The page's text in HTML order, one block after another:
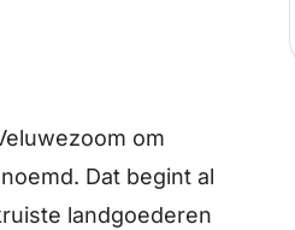
om
Dat begint al
landgoederen